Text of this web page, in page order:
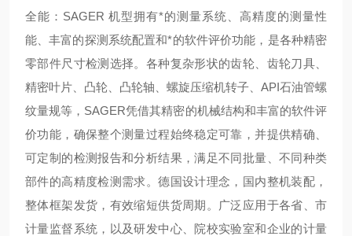
全能：SAGER 机型拥有*的测量系统、高精度的测量性
能、丰富的探测系统配置和*的软件评价功能，是各种精密
零部件尺寸检测选择。各种复杂形状的齿轮、齿轮刀具、
精密叶片、凸轮、凸轮轴、螺旋压缩机转子、API石油管螺
纹量规等，SAGER凭借其精密的机械结构和丰富的软件评
价功能，确保整个测量过程始终稳定可靠，并提供精确、
可定制的检测报告和分析结果，满足不同批量、不同种类
部件的高精度检测需求。德国设计理念，国内整机装配，
整体框架发货，有效缩短供货周期。广泛应用于各省、市
计量监督系统，以及研发中心、院校实验室和企业的计量